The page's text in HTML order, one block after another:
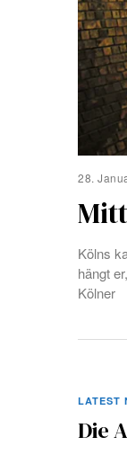
28.
Kölns
hängt
Kölner
LATEST
Die